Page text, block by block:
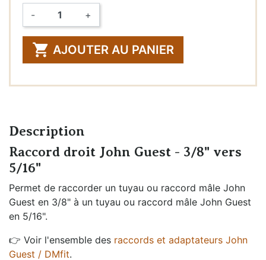
Quantité
- +
 AJOUTER AU PANIER
Description
Raccord droit John Guest - 3/8" vers
5/16"
Permet de raccorder un tuyau ou raccord mâle John
Guest en 3/8" à un tuyau ou raccord mâle John Guest
en 5/16".
👉 Voir l'ensemble des raccords et adaptateurs John
Guest / DMfit.